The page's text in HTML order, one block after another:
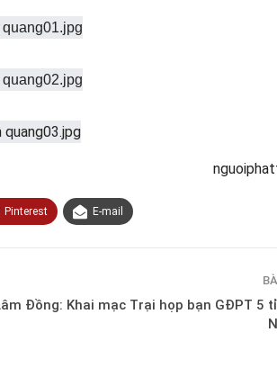
Pinterest E-mail
Đồng: Khai mạc Trại họp bạn GĐPT 5